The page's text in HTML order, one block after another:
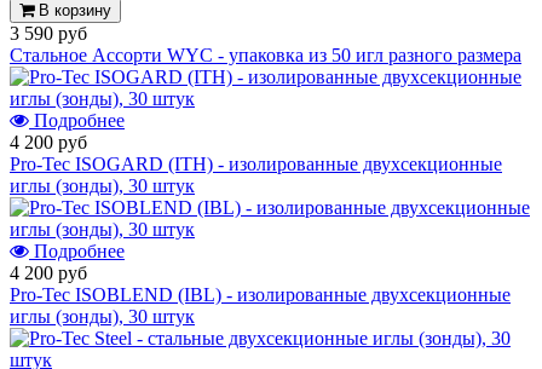
В корзину
3 590 руб
Стальное Ассорти WYC - упаковка из 50 игл разного размера
Подробнее
4 200 руб
Pro-Tec ISOGARD (ITH) - изолированные двухсекционные
иглы (зонды), 30 штук
Подробнее
4 200 руб
Pro-Tec ISOBLEND (IBL) - изолированные двухсекционные
иглы (зонды), 30 штук